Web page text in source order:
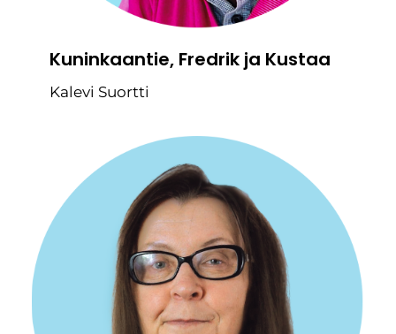
Kuninkaantie, Fredrik ja Kustaa
Kalevi Suortti